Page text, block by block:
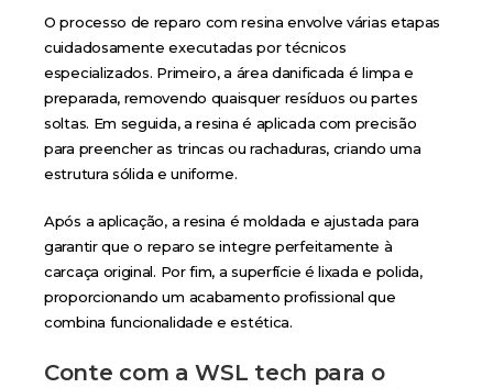
O processo de reparo com resina envolve várias etapas
cuidadosamente executadas por técnicos
especializados. Primeiro, a área danificada é limpa e
preparada, removendo quaisquer resíduos ou partes
soltas. Em seguida, a resina é aplicada com precisão
para preencher as trincas ou rachaduras, criando uma
estrutura sólida e uniforme.
Após a aplicação, a resina é moldada e ajustada para
garantir que o reparo se integre perfeitamente à
carcaça original. Por fim, a superfície é lixada e polida,
proporcionando um acabamento profissional que
combina funcionalidade e estética.
Conte com a WSL tech para o